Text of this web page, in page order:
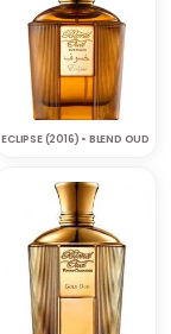
ECLIPSE (2016) • BLEND OUD